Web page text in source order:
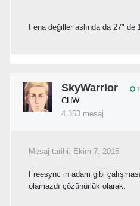
Fena değiller aslında da 27" de
SkyWarrior
CHW
4.353 mesaj
Mesaj tarihi: Ekim 7, 2015
Freesync in adam gibi
olamazdı çözünürlük olarak.